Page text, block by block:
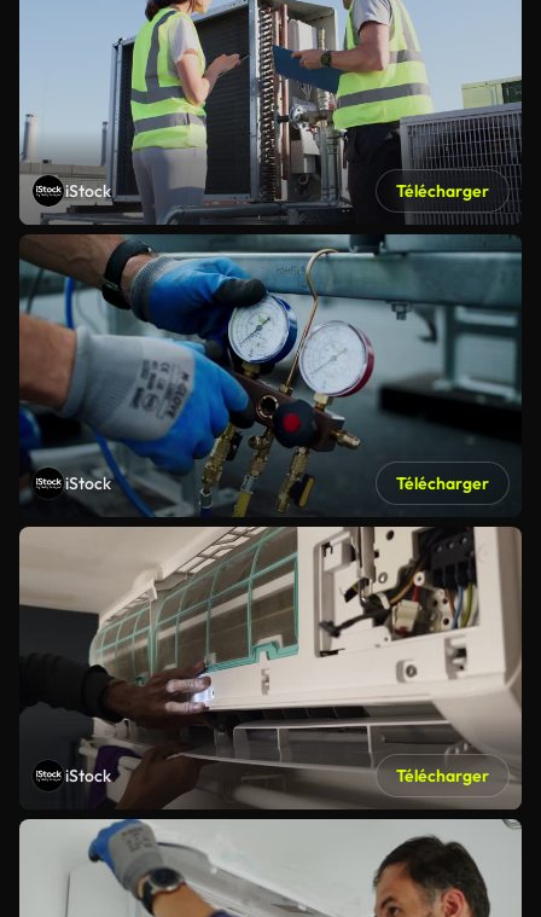
iStock Télécharger
iStock Télécharger
iStock Télécharger